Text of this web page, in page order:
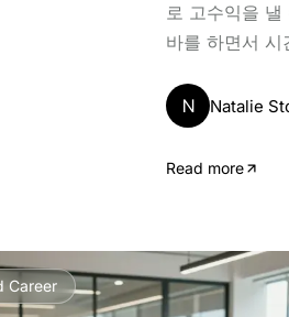
로 고수익을
바를 하면서 시
N Natalie
Read more
Career